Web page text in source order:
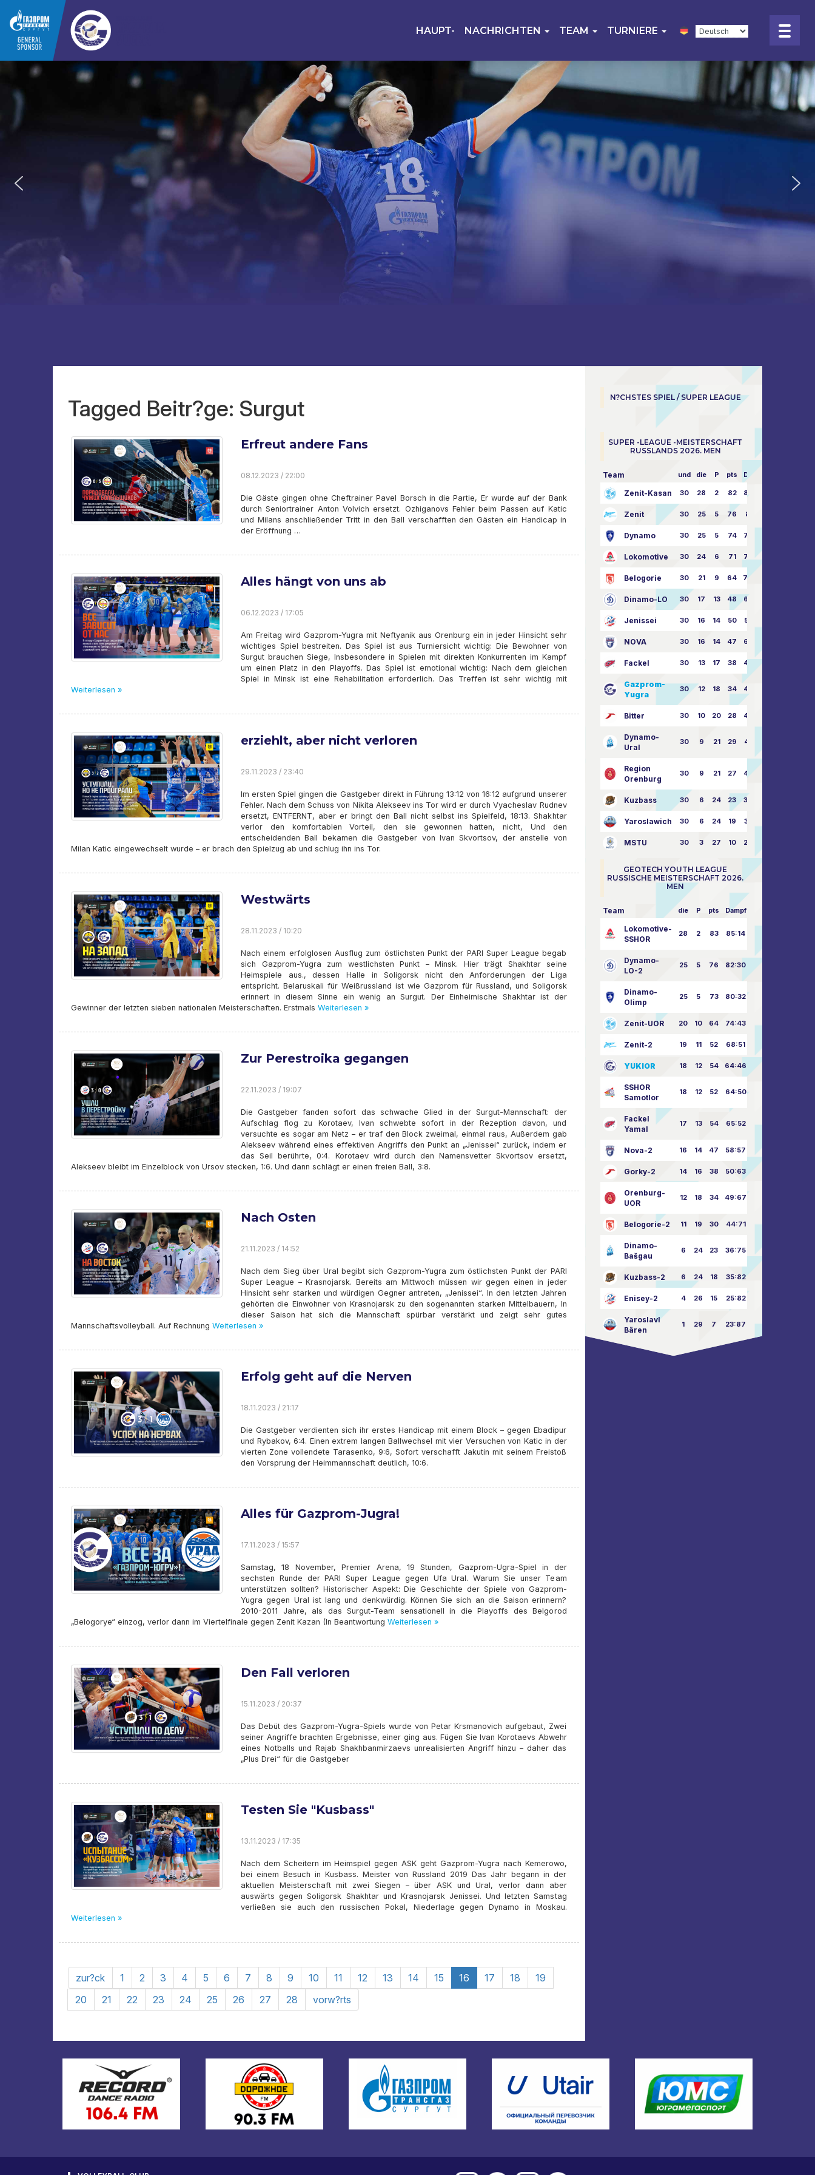
HAUPT- NACHRICHTEN TEAM TURNIERE
Tagged Beitr?ge: Surgut
Erfreut andere Fans
08.12.2023 / 22:00
Die Gäste gingen ohne Cheftrainer Pavel Borsch in die Partie, Er wurde auf der Bank
durch Seniortrainer Anton Volvich ersetzt. Ozhiganovs Fehler beim Passen auf Katic
und Milans anschließender Tritt in den Ball verschafften den Gästen ein Handicap in
der Eröffnung …
Alles hängt von uns ab
06.12.2023 / 17:05
Am Freitag wird Gazprom-Yugra mit Neftyanik aus Orenburg ein in jeder Hinsicht sehr
wichtiges Spiel bestreiten. Das Spiel ist aus Turniersicht wichtig: Die Bewohner von
Surgut brauchen Siege, Insbesondere in Spielen mit direkten Konkurrenten im Kampf
um einen Platz in den Playoffs. Das Spiel ist emotional wichtig: Nach dem gleichen
Spiel in Minsk ist eine Rehabilitation erforderlich. Das Treffen ist sehr wichtig mit
Weiterlesen »
erziehlt, aber nicht verloren
29.11.2023 / 23:40
Im ersten Spiel gingen die Gastgeber direkt in Führung 13:12 von 16:12 aufgrund unserer
Fehler. Nach dem Schuss von Nikita Alekseev ins Tor wird er durch Vyacheslav Rudnev
ersetzt, ENTFERNT, aber er bringt den Ball nicht selbst ins Spielfeld, 18:13. Shakhtar
verlor den komfortablen Vorteil, den sie gewonnen hatten, nicht, Und den
entscheidenden Ball bekamen die Gastgeber von Ivan Skvortsov, der anstelle von
Milan Katic eingewechselt wurde – er brach den Spielzug ab und schlug ihn ins Tor.
Westwärts
28.11.2023 / 10:20
Nach einem erfolglosen Ausflug zum östlichsten Punkt der PARI Super League begab
sich Gazprom-Yugra zum westlichsten Punkt – Minsk. Hier trägt Shakhtar seine
Heimspiele aus., dessen Halle in Soligorsk nicht den Anforderungen der Liga
entspricht. Belaruskali für Weißrussland ist wie Gazprom für Russland, und Soligorsk
erinnert in diesem Sinne ein wenig an Surgut. Der Einheimische Shakhtar ist der
Gewinner der letzten sieben nationalen Meisterschaften. Erstmals Weiterlesen »
Zur Perestroika gegangen
22.11.2023 / 19:07
Die Gastgeber fanden sofort das schwache Glied in der Surgut-Mannschaft: der
Aufschlag flog zu Korotaev, Ivan schwebte sofort in der Rezeption davon, und
versuchte es sogar am Netz – er traf den Block zweimal, einmal raus, Außerdem gab
Alekseev während eines effektiven Angriffs den Punkt an „Jenissei“ zurück, indem er
das Seil berührte, 0:4. Korotaev wird durch den Namensvetter Skvortsov ersetzt,
Alekseev bleibt im Einzelblock von Ursov stecken, 1:6. Und dann schlägt er einen freien Ball, 3:8.
Nach Osten
21.11.2023 / 14:52
Nach dem Sieg über Ural begibt sich Gazprom-Yugra zum östlichsten Punkt der PARI
Super League – Krasnojarsk. Bereits am Mittwoch müssen wir gegen einen in jeder
Hinsicht sehr starken und würdigen Gegner antreten, „Jenissei“. In den letzten Jahren
gehörten die Einwohner von Krasnojarsk zu den sogenannten starken Mittelbauern, In
dieser Saison hat sich die Mannschaft spürbar verstärkt und zeigt sehr gutes
Mannschaftsvolleyball. Auf Rechnung Weiterlesen »
Erfolg geht auf die Nerven
18.11.2023 / 21:17
Die Gastgeber verdienten sich ihr erstes Handicap mit einem Block – gegen Ebadipur
und Rybakov, 6:4. Einen extrem langen Ballwechsel mit vier Versuchen von Katic in der
vierten Zone vollendete Tarasenko, 9:6, Sofort verschafft Jakutin mit seinem Freistoß
den Vorsprung der Heimmannschaft deutlich, 10:6.
Alles für Gazprom-Jugra!
17.11.2023 / 15:57
Samstag, 18 November, Premier Arena, 19 Stunden, Gazprom-Ugra-Spiel in der
sechsten Runde der PARI Super League gegen Ufa Ural. Warum Sie unser Team
unterstützen sollten? Historischer Aspekt: Die Geschichte der Spiele von Gazprom-
Yugra gegen Ural ist lang und denkwürdig. Können Sie sich an die Saison erinnern?
2010-2011 Jahre, als das Surgut-Team sensationell in die Playoffs des Belgorod
„Belogorye“ einzog, verlor dann im Viertelfinale gegen Zenit Kazan (In Beantwortung Weiterlesen »
Den Fall verloren
15.11.2023 / 20:37
Das Debüt des Gazprom-Yugra-Spiels wurde von Petar Krsmanovich aufgebaut, Zwei
seiner Angriffe brachten Ergebnisse, einer ging aus. Fügen Sie Ivan Korotaevs Abwehr
eines Notballs und Rajab Shakhbanmirzaevs unrealisierten Angriff hinzu – daher das
„Plus Drei“ für die Gastgeber
Testen Sie "Kusbass"
13.11.2023 / 17:35
Nach dem Scheitern im Heimspiel gegen ASK geht Gazprom-Yugra nach Kemerowo,
bei einem Besuch in Kusbass. Meister von Russland 2019 Das Jahr begann in der
aktuellen Meisterschaft mit zwei Siegen – über ASK und Ural, verlor dann aber
auswärts gegen Soligorsk Shakhtar und Krasnojarsk Jenissei. Und letzten Samstag
verließen sie auch den russischen Pokal, Niederlage gegen Dynamo in Moskau.
Weiterlesen »
zur?ck 1 2 3 4 5 6 7 8 9 10 11 12 13 14 15 16 17 18
19
20
21 22 23 24 25 26 27 28 vorw?rts
N?CHSTES SPIEL / SUPER LEAGUE
SUPER -LEAGUE -MEISTERSCHAFT
RUSSLANDS 2026. MEN
Team und die P pts Dampf
Zenit-Kasan 30 28 2 82 87:24
Zenit 30 25 5 76 81:21
Dynamo 30 25 5 74 79:26
Lokomotive 30 24 6 71 77:33
Belogorie 30 21 9 64 70:40
Dinamo-LO 30 17 13 48 63:57
Jenissei 30 16 14 50 59:53
NOVA 30 16 14 47 62:58
Fackel 30 13 17 38 49:62
Gazprom-
Yugra
30 12 18 34 45:63
Bitter 30 10 20 28 46:73
Dynamo-
Ural
30 9 21 29 41:70
Region
Orenburg
30 9 21 27 43:73
Kuzbass 30 6 24 23 38:76
Yaroslawich 30 6 24 19 31:80
MSTU 30 3 27 10 25:87
GEOTECH YOUTH LEAGUE
RUSSISCHE MEISTERSCHAFT 2026.
MEN
Team die P pts Dampf
Lokomotive-
SSHOR
28 2 83 85:14
Dynamo-
LO-2
25 5 76 82:30
Dinamo-
Olimp
25 5 73 80:32
Zenit-UOR 20 10 64 74:43
Zenit-2 19 11 52 68:51
YUKIOR 18 12 54 64:46
SSHOR
Samotlor
18 12 52 64:50
Fackel
Yamal
17 13 54 65:52
Nova-2 16 14 47 58:57
Gorky-2 14 16 38 50:63
Orenburg-
UOR
12 18 34 49:67
Belogorie-2 11 19 30 44:71
Dinamo-
Bašgau
6 24 23 36:75
Kuzbass-2 6 24 18 35:82
Enisey-2 4 26 15 25:82
Yaroslavl
Bären
1 29 7 23:87